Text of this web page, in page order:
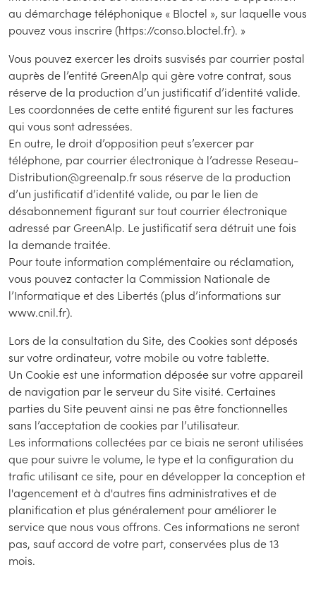
au démarchage téléphonique « Bloctel », sur laquelle vous
pouvez vous inscrire (https://conso.bloctel.fr). »
Vous pouvez exercer les droits susvisés par courrier postal
auprès de l’entité GreenAlp qui gère votre contrat, sous
réserve de la production d’un justificatif d’identité valide.
Les coordonnées de cette entité figurent sur les factures
qui vous sont adressées.
En outre, le droit d’opposition peut s’exercer par
téléphone, par courrier électronique à l’adresse Reseau-
Distribution@greenalp.fr sous réserve de la production
d’un justificatif d’identité valide, ou par le lien de
désabonnement figurant sur tout courrier électronique
adressé par GreenAlp. Le justificatif sera détruit une fois
la demande traitée.
Pour toute information complémentaire ou réclamation,
vous pouvez contacter la Commission Nationale de
l’Informatique et des Libertés (plus d’informations sur
www.cnil.fr).
Lors de la consultation du Site, des Cookies sont déposés
sur votre ordinateur, votre mobile ou votre tablette.
Un Cookie est une information déposée sur votre appareil
de navigation par le serveur du Site visité. Certaines
parties du Site peuvent ainsi ne pas être fonctionnelles
sans l’acceptation de cookies par l’utilisateur.
Les informations collectées par ce biais ne seront utilisées
que pour suivre le volume, le type et la configuration du
trafic utilisant ce site, pour en développer la conception et
l'agencement et à d'autres fins administratives et de
planification et plus généralement pour améliorer le
service que nous vous offrons. Ces informations ne seront
pas, sauf accord de votre part, conservées plus de 13
mois.